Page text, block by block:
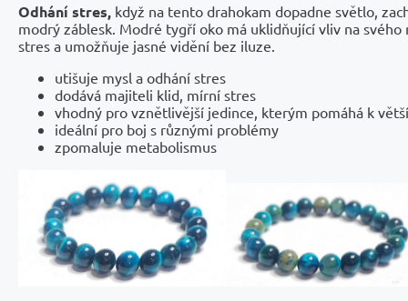
Odhání stres, když na tento drahokam dopadne světlo,
modrý záblesk. Modré tygří oko má uklidňující vliv na svého
stres a umožňuje jasné vidění bez iluze.
utišuje mysl a odhání stres
dodává majiteli klid, mírní stres
vhodný pro vznětlivější jedince, kterým pomáhá k
ideální pro boj s různými problémy
zpomaluje metabolismus